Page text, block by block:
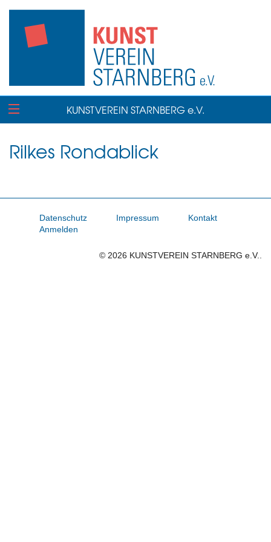
KUNSTVEREIN STARNBERG e.V.
Rilkes Rondablick
Datenschutz Impressum
Kontakt
Anmelden
© 2026 KUNSTVEREIN STARNBERG e.V..